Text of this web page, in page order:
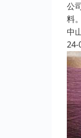
公
料
中
24-